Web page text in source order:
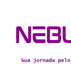
content